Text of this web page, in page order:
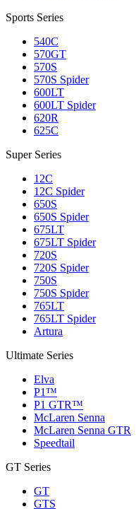
Sports Series
540C
570GT
570S
570S Spider
600LT
600LT Spider
620R
625C
Super Series
12C
12C Spider
650S
650S Spider
675LT
675LT Spider
720S
720S Spider
750S
750S Spider
765LT
765LT Spider
Artura
Ultimate Series
Elva
P1™
P1 GTR™
McLaren Senna
McLaren Senna GTR
Speedtail
GT Series
GT
GTS